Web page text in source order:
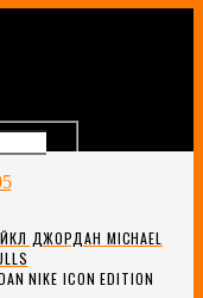
ДЖОРДАН MICHAEL
NIKE ICON EDITION